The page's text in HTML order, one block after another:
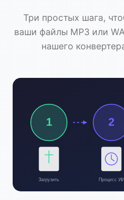
Три простых шага,
ваши файлы MP3 или
нашего
1
Загрузить
2
Процесс ИИ